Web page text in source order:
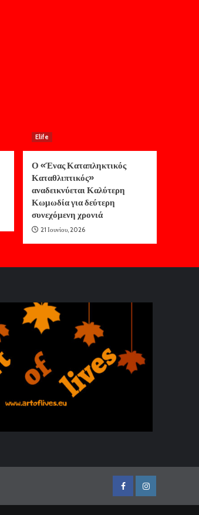
Elife
Ο «Ένας Καταπληκτικός
Καταθλιπτικός»
αναδεικνύεται Καλύτερη
Κωμωδία για δεύτερη
συνεχόμενη χρονιά
21 Ιουνίου, 2026
FacebookInstagram